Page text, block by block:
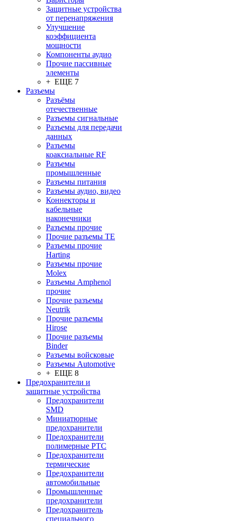
Защитные устройства
от перенапряжения
Улучшение
коэффициента
мощности
Компоненты аудио
Прочие пассивные
элементы
+ ЕЩЕ 7
Разъeмы
Разъёмы
отечественные
Разъeмы сигнальные
Разъeмы для передачи
данных
Разъeмы
коаксиальные RF
Разъeмы
промышленные
Разъeмы питания
Разъeмы аудио, видео
Коннекторы и
кабельные
наконечники
Разъeмы прочие
Прочие разъемы TE
Разъемы прочие
Harting
Разъемы прочие
Molex
Разъемы Amphenol
прочие
Прочие разъемы
Neutrik
Прочие разъемы
Hirose
Прочие разъемы
Binder
Разъемы войсковые
Разъeмы Automotive
+ ЕЩЕ 8
Предохранители и
защитные устройства
Предохранители
SMD
Миниатюрные
предохранители
Предохранители
полимерные PTC
Предохранители
термические
Предохранители
автомобильные
Промышленные
предохранители
Предохранитель
специального